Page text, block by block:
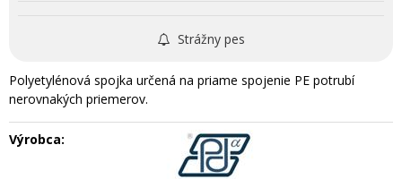
Strážny pes
Polyetylénová spojka určená na priame spojenie PE potrubí
nerovnakých priemerov.
Výrobca: